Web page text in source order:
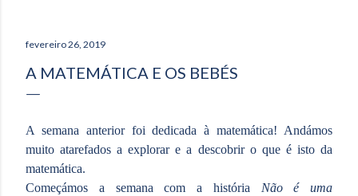
fevereiro 26, 2019
A MATEMÁTICA E OS BEBÉS
A semana anterior foi dedicada à matemática! Andámos
muito atarefados a explorar e a descobrir o que é isto da
matemática.
Começámos a semana com a história Não é uma